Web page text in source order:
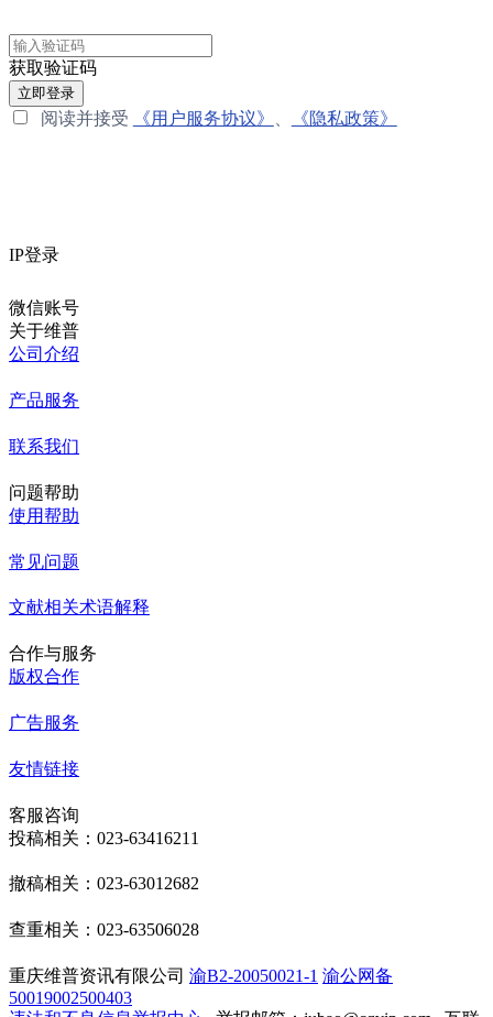
获取验证码
立即登录
阅读并接受 《用户服务协议》 《隐私政策》
IP登录
微信账号
关于维普
公司介绍
产品服务
联系我们
问题帮助
使用帮助
常见问题
文献相关术语解释
合作与服务
版权合作
广告服务
友情链接
客服咨询
投稿相关：023-63416211
撤稿相关：023-63012682
查重相关：023-63506028
重庆维普资讯有限公司 渝B2-20050021-1 渝公网备
50019002500403